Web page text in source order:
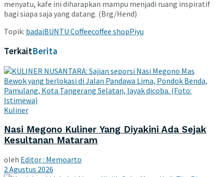
menyatu, kafe ini diharapkan mampu menjadi ruang inspiratif
bagi siapa saja yang datang. (Brg/Hend)
Topik: badaiBUNTU Coffeecoffee shopPiyu
TerkaitBerita
Kuliner
Nasi Megono Kuliner Yang Diyakini Ada Sejak
Kesultanan Mataram
oleh Editor : Memoarto
2 Agustus 2026